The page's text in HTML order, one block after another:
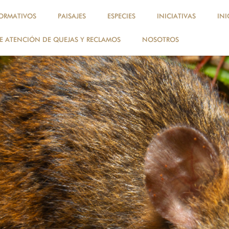
PAISAJES ESPECIES INICIATIVAS
ATENCIÓN DE QUEJAS Y RECLAMOS NOSOTROS